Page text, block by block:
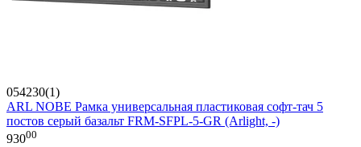
054230(1)
ARL NOBE Рамка универсальная пластиковая софт-тач 5
постов серый базальт FRM-SFPL-5-GR (Arlight, -)
93000